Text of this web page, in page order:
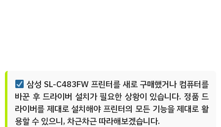
삼성 SL-C483FW 프린터를 새로 구매했거나 컴퓨터를
바꾼 후 드라이버 설치가 필요한 상황이 있습니다. 정품 드
라이버를 제대로 설치해야 프린터의 모든 기능을 제대로 활
용할 수 있으니, 차근차근 따라해보겠습니다.